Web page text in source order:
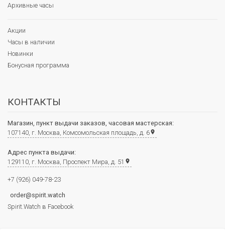
Архивные часы
Акции
Часы в наличии
Новинки
Бонусная программа
КОНТАКТЫ
Магазин, пункт выдачи заказов, часовая мастерская:
107140, г. Москва, Комсомольская площадь, д. 6place
Адрес пункта выдачи:
129110, г. Москва, Проспект Мира, д. 51 place
+7 (926) 049-78-23
order@spirit.watch
Spirit.Watch в Facebook